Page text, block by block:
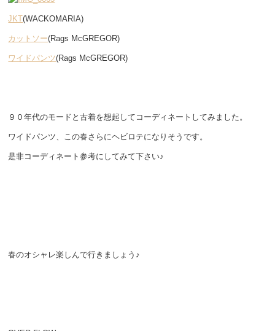
JKT(WACKOMARIA)
カットソー(Rags McGREGOR)
ワイドパンツ(Rags McGREGOR)
９０年代のモードと古着を想起してコーディネートしてみました。
ワイドパンツ、この春さらにヘビロテになりそうです。
是非コーディネート参考にしてみて下さい♪
春のオシャレ楽しんで行きましょう♪